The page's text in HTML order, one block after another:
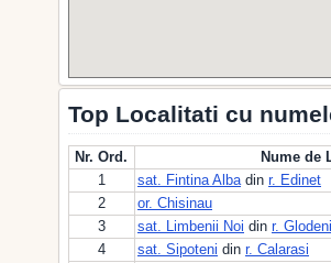
Top Localitati cu
Nr. Ord.
Nume de
1
sat. Fintina Albadin r. Edinet
2
or. Chisinau
3
sat. Limbenii Noi din r. Glodeni
4
sat. Sipoteni din r. Calarasi